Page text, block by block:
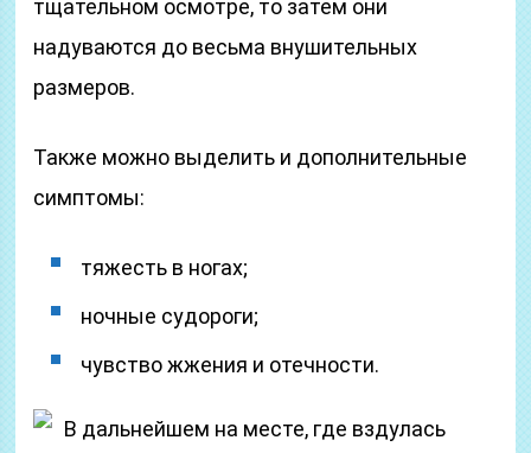
тщательном осмотре, то затем они
надуваются до весьма внушительных
размеров.
Также можно выделить и дополнительные
симптомы:
тяжесть в ногах;
ночные судороги;
чувство жжения и отечности.
В дальнейшем на месте, где вздулась